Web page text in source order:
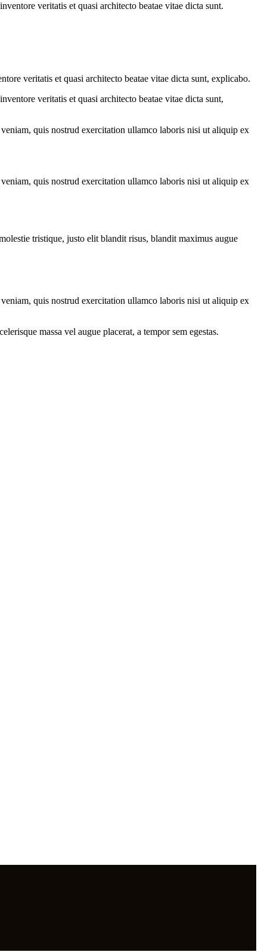
veritatis et quasi architecto beatae vitae dicta sunt.
veritatis et quasi architecto beatae vitae dicta sunt, explicabo.
veritatis et quasi architecto beatae vitae dicta sunt,
quis nostrud exercitation ullamco laboris nisi ut aliquip ex
quis nostrud exercitation ullamco laboris nisi ut aliquip ex
tristique, justo elit blandit risus, blandit maximus augue
quis nostrud exercitation ullamco laboris nisi ut aliquip ex
massa vel augue placerat, a tempor sem egestas.